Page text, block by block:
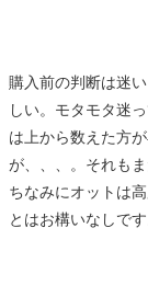
購入前の判断は迷
しい。モタモタ迷
は上から数えた方
が、、、。それも
ちなみにオットは
とはお構いなしです